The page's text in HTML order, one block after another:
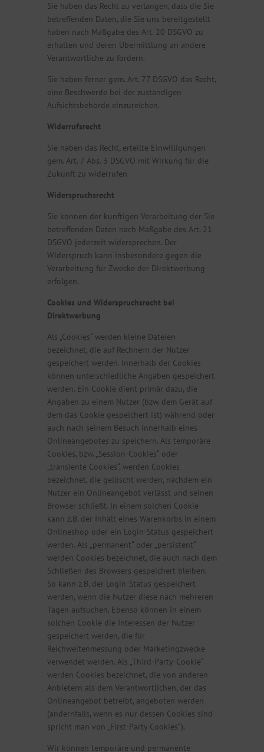
Sie haben das Recht zu verlangen, dass die Sie
betreffenden Daten, die Sie uns bereitgestellt
haben nach Maßgabe des Art. 20 DSGVO zu
erhalten und deren Übermittlung an andere
Verantwortliche zu fordern.
Sie haben ferner gem. Art. 77 DSGVO das Recht,
eine Beschwerde bei der zuständigen
Aufsichtsbehörde einzureichen.
Widerrufsrecht
Sie haben das Recht, erteilte Einwilligungen
gem. Art. 7 Abs. 3 DSGVO mit Wirkung für die
Zukunft zu widerrufen
Widerspruchsrecht
Sie können der künftigen Verarbeitung der Sie
betreffenden Daten nach Maßgabe des Art. 21
DSGVO jederzeit widersprechen. Der
Widerspruch kann insbesondere gegen die
Verarbeitung für Zwecke der Direktwerbung
erfolgen.
Cookies und Widerspruchsrecht bei
Direktwerbung
Als „Cookies“ werden kleine Dateien
bezeichnet, die auf Rechnern der Nutzer
gespeichert werden. Innerhalb der Cookies
können unterschiedliche Angaben gespeichert
werden. Ein Cookie dient primär dazu, die
Angaben zu einem Nutzer (bzw. dem Gerät auf
dem das Cookie gespeichert ist) während oder
auch nach seinem Besuch innerhalb eines
Onlineangebotes zu speichern. Als temporäre
Cookies, bzw. „Session-Cookies“ oder
„transiente Cookies“, werden Cookies
bezeichnet, die gelöscht werden, nachdem ein
Nutzer ein Onlineangebot verlässt und seinen
Browser schließt. In einem solchen Cookie
kann z.B. der Inhalt eines Warenkorbs in einem
Onlineshop oder ein Login-Status gespeichert
werden. Als „permanent“ oder „persistent“
werden Cookies bezeichnet, die auch nach dem
Schließen des Browsers gespeichert bleiben.
So kann z.B. der Login-Status gespeichert
werden, wenn die Nutzer diese nach mehreren
Tagen aufsuchen. Ebenso können in einem
solchen Cookie die Interessen der Nutzer
gespeichert werden, die für
Reichweitenmessung oder Marketingzwecke
verwendet werden. Als „Third-Party-Cookie“
werden Cookies bezeichnet, die von anderen
Anbietern als dem Verantwortlichen, der das
Onlineangebot betreibt, angeboten werden
(andernfalls, wenn es nur dessen Cookies sind
spricht man von „First-Party Cookies“).
Wir können temporäre und permanente